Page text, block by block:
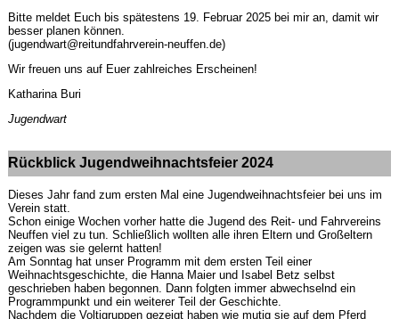
Bitte meldet Euch bis spätestens 19. Februar 2025 bei mir an, damit wir
besser planen können.
(jugendwart@reitundfahrverein-neuffen.de)
Wir freuen uns auf Euer zahlreiches Erscheinen!
Katharina Buri
Jugendwart
Rückblick Jugendweihnachtsfeier 2024
Dieses Jahr fand zum ersten Mal eine Jugendweihnachtsfeier bei uns im
Verein statt.
Schon einige Wochen vorher hatte die Jugend des Reit- und Fahrvereins
Neuffen viel zu tun. Schließlich wollten alle ihren Eltern und Großeltern
zeigen was sie gelernt hatten!
Am Sonntag hat unser Programm mit dem ersten Teil einer
Weihnachtsgeschichte, die Hanna Maier und Isabel Betz selbst
geschrieben haben begonnen. Dann folgten immer abwechselnd ein
Programmpunkt und ein weiterer Teil der Geschichte.
Nachdem die Voltigruppen gezeigt haben wie mutig sie auf dem Pferd